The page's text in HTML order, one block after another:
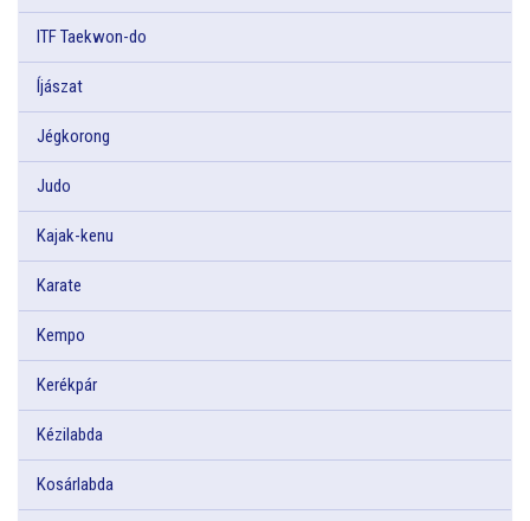
ITF Taekwon-do
Íjászat
Jégkorong
Judo
Kajak-kenu
Karate
Kempo
Kerékpár
Kézilabda
Kosárlabda